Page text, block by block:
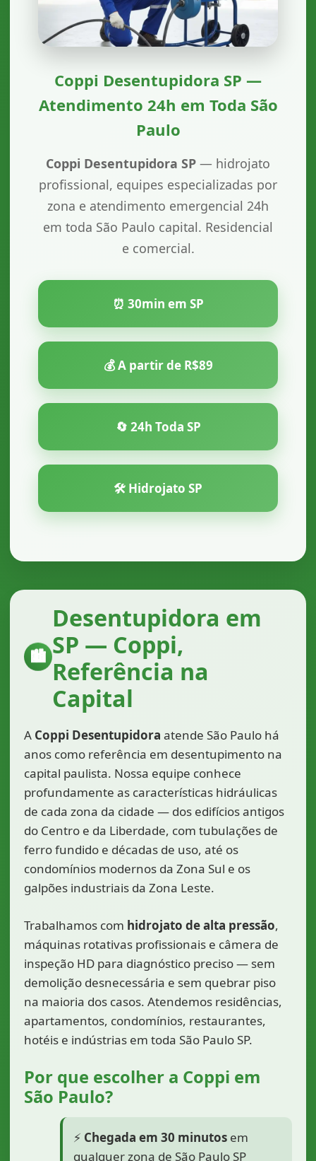
Coppi Desentupidora SP —
Atendimento 24h em Toda São
Paulo
Coppi Desentupidora SP — hidrojato
profissional, equipes especializadas por
zona e atendimento emergencial 24h
em toda São Paulo capital. Residencial
e comercial.
⏰ 30min em SP
💰 A partir de R$89
🔄 24h Toda SP
🛠️ Hidrojato SP
🏙️
Desentupidora em
SP — Coppi,
Referência na
Capital
A Coppi Desentupidora atende São Paulo há
anos como referência em desentupimento na
capital paulista. Nossa equipe conhece
profundamente as características hidráulicas
de cada zona da cidade — dos edifícios antigos
do Centro e da Liberdade, com tubulações de
ferro fundido e décadas de uso, até os
condomínios modernos da Zona Sul e os
galpões industriais da Zona Leste.
Trabalhamos com hidrojato de alta pressão,
máquinas rotativas profissionais e câmera de
inspeção HD para diagnóstico preciso — sem
demolição desnecessária e sem quebrar piso
na maioria dos casos. Atendemos residências,
apartamentos, condomínios, restaurantes,
hotéis e indústrias em toda São Paulo SP.
Por que escolher a Coppi em
São Paulo?
⚡ Chegada em 30 minutos em
qualquer zona de São Paulo SP